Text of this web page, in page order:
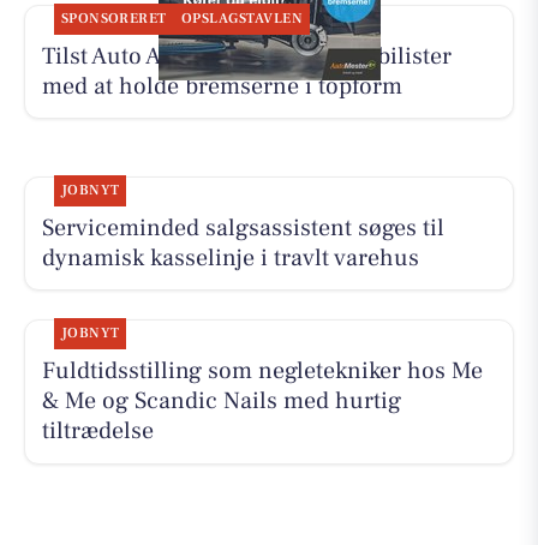
SPONSORERET OPSLAGSTAVLEN
Tilst Auto Aarhus ApS hjælper elbilister
med at holde bremserne i topform
JOBNYT
Serviceminded salgsassistent søges til
dynamisk kasselinje i travlt varehus
JOBNYT
Fuldtidsstilling som negletekniker hos Me
& Me og Scandic Nails med hurtig
tiltrædelse